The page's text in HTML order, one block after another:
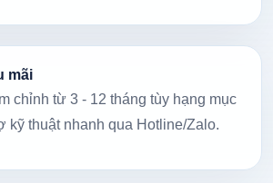
mãi
chỉnh từ 3 - 12 tháng tùy hạng mục
kỹ thuật nhanh qua Hotline/Zalo.